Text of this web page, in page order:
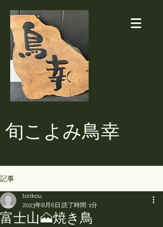
​旬こよみ鳥幸
記事
富士山🗻焼き鳥
torikou
2023年8月6日 読了時間: 1分